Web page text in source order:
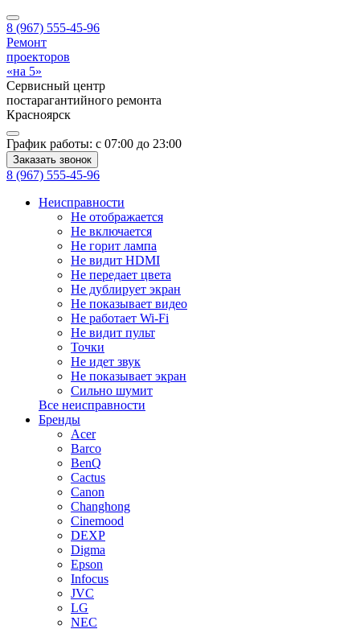
8 (967) 555-45-96
Ремонт
проекторов
«на 5»
Сервисный центр
постарагантийного ремонта
Красноярск
График работы: с 07:00 до 23:00
Заказать звонок
8 (967) 555-45-96
Неисправности
Не отображается
Не включается
Не горит лампа
Не видит HDMI
Не передает цвета
Не дублирует экран
Не показывает видео
Не работает Wi-Fi
Не видит пульт
Точки
Не идет звук
Не показывает экран
Сильно шумит
Все неисправности
Бренды
Acer
Barco
BenQ
Cactus
Canon
Changhong
Cinemood
DEXP
Digma
Epson
Infocus
JVC
LG
NEC